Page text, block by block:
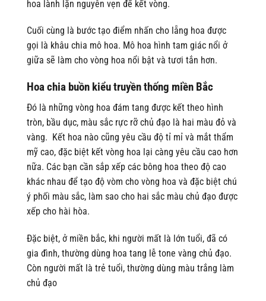
hoa lành lặn nguyên vẹn để kết vòng.
Cuối cùng là bước tạo điểm nhấn cho lẵng hoa được
gọi là khâu chia mô hoa. Mô hoa hình tam giác nổi ở
giữa sẽ làm cho vòng hoa nổi bật và tươi tắn hơn.
Hoa chia buồn kiểu truyền thống miền Bắc
Đó là những vòng hoa đám tang được kết theo hình
tròn, bầu dục, màu sắc rực rỡ chủ đạo là hai màu đỏ và
vàng. Kết hoa nào cũng yêu cầu độ tỉ mỉ và mắt thẩm
mỹ cao, đặc biệt kết vòng hoa lại càng yêu cầu cao hơn
nữa. Các bạn cần sắp xếp các bông hoa theo độ cao
khác nhau để tạo độ vòm cho vòng hoa và đặc biệt chú
ý phối màu sắc, làm sao cho hai sắc màu chủ đạo được
xếp cho hài hòa.
Đặc biệt, ở miền bắc, khi người mất là lớn tuổi, đã có
gia đình, thường dùng hoa tang lễ tone vàng chủ đạo.
Còn người mất là trẻ tuổi, thường dùng màu trắng làm
chủ đạo